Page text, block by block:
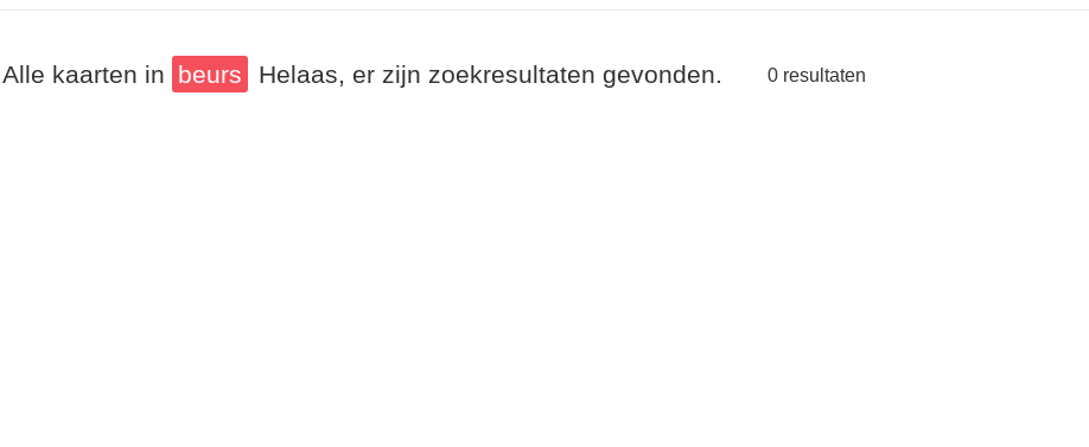
Alle kaarten in beurs 0 resultaten
Helaas, er zijn zoekresultaten gevonden.